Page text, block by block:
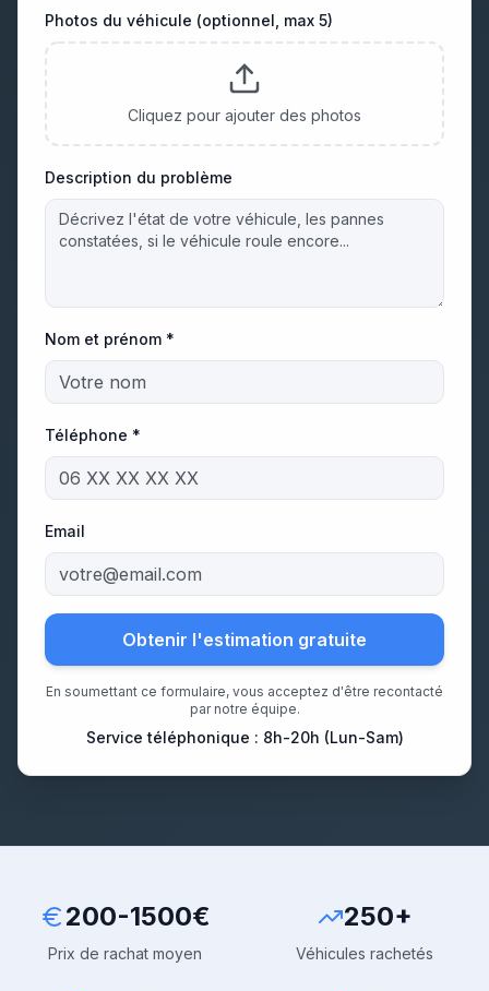
Photos du véhicule (optionnel, max 5)
Cliquez pour ajouter des photos
Description du problème
Nom et prénom *
Téléphone *
Email
Obtenir l'estimation gratuite
En soumettant ce formulaire, vous acceptez d'être recontacté
par notre équipe.
Service téléphonique : 8h-20h (Lun-Sam)
200-1500€
Prix de rachat moyen
250+
Véhicules rachetés